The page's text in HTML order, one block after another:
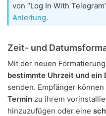
von “Log In With
Anleitung.
Zeit- und
Mit der neuen
bestimmte Uhrzeit und ein
senden. Empfänger
Termin zu ihrem
hinzuzufügen oder eine